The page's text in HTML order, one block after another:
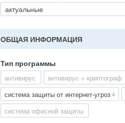
ОБЩАЯ ИНФОРМАЦИЯ
Тип программы
антивирус антивирус + криптограф
система защиты от интернет-угроз4
система офисной защиты